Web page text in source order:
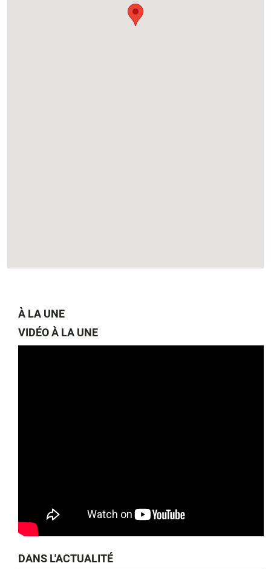
À LA UNE
VIDÉO À LA UNE
DANS L'ACTUALITÉ